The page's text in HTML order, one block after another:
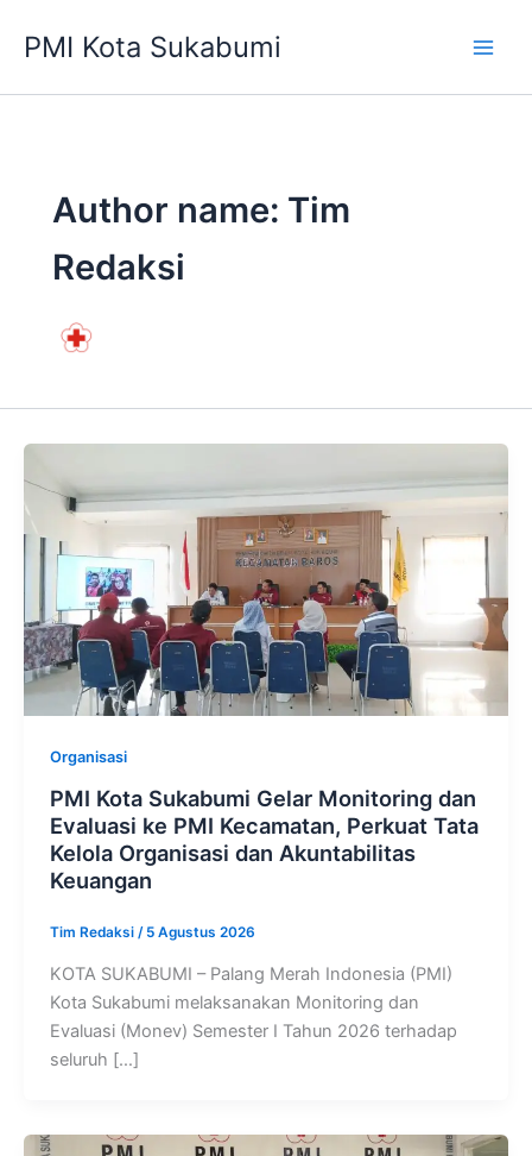
PMI Kota Sukabumi
Author name: Tim
Redaksi
Organisasi
PMI Kota Sukabumi Gelar Monitoring dan
Evaluasi ke PMI Kecamatan, Perkuat Tata
Kelola Organisasi dan Akuntabilitas
Keuangan
Tim Redaksi / 5 Agustus 2026
KOTA SUKABUMI – Palang Merah Indonesia (PMI)
Kota Sukabumi melaksanakan Monitoring dan
Evaluasi (Monev) Semester I Tahun 2026 terhadap
seluruh […]